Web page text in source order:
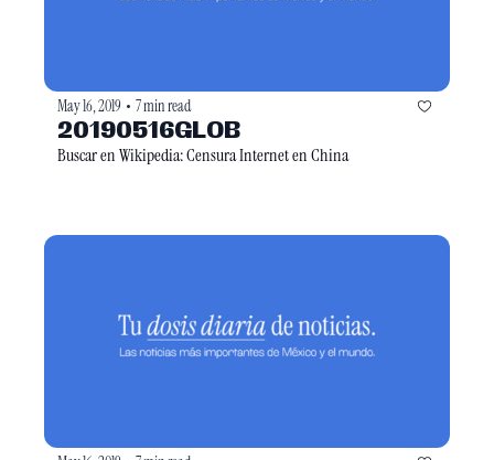
May 16, 2019 • 7 min read
20190516GLOB
Buscar en Wikipedia: Censura Internet en China